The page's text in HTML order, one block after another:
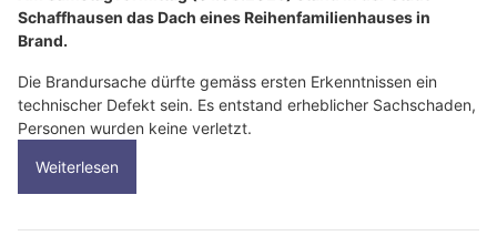
Schaffhausen das Dach eines Reihenfamilienhauses in
Brand.
Die Brandursache dürfte gemäss ersten Erkenntnissen ein
technischer Defekt sein. Es entstand erheblicher Sachschaden,
Personen wurden keine verletzt.
Weiterlesen